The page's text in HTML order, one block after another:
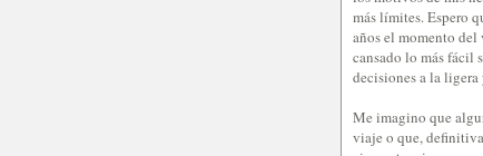
más límites. Espero
años el momento del
cansado lo más fácil
decisiones a la
Me imagino que
viaje o que,